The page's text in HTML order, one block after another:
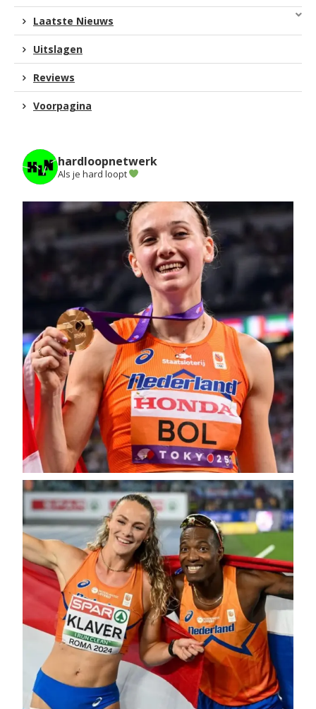
Laatste Nieuws
Uitslagen
Reviews
Voorpagina
hardloopnetwerk
Als je hard loopt